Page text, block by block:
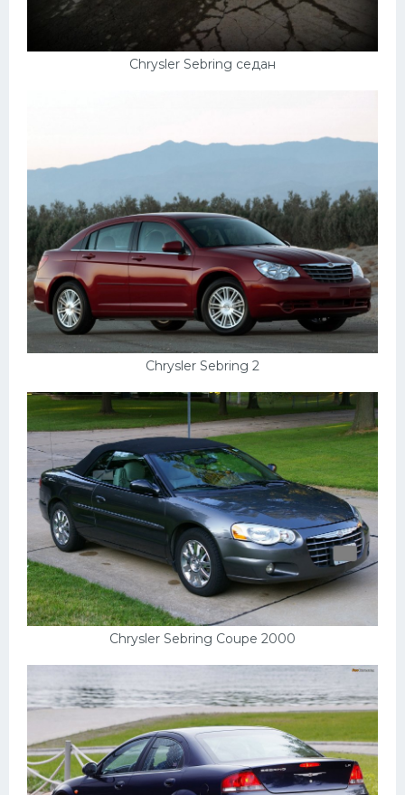
Chrysler Sebring седан
Chrysler Sebring 2
Chrysler Sebring Coupe 2000